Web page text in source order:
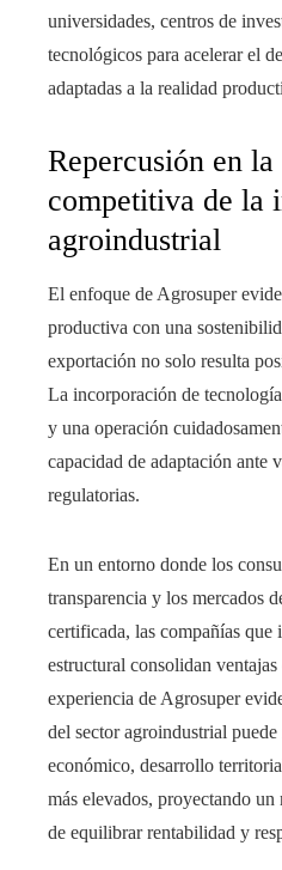
universidades, centros de
tecnológicos para acelerar el
adaptadas a la realidad
Repercusión en
competitiva de la
agroindustrial
El enfoque de Agrosuper
productiva con una
exportación no solo resulta
La incorporación de
y una operación
capacidad de adaptación ante
regulatorias.
En un entorno donde los
transparencia y los mercados
certificada, las compañías
estructural consolidan
experiencia de Agrosuper
del sector agroindustrial
económico, desarrollo
más elevados, proyectando
de equilibrar rentabilidad y